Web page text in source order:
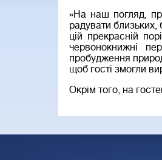
«На наш погляд,
радувати близьких,
цій прекрасній
червонокнижні
пробудження
щоб гості змогли
Окрім того, на